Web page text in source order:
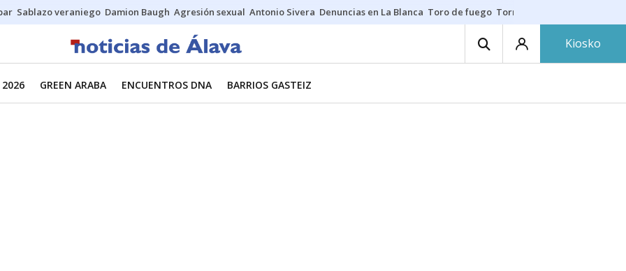
Sablazo veraniego Damion Baugh Agresión sexual Antonio Sivera Denuncias en La Blanca Toro de fuego Tornike Shengelia
Kiosko
2026 GREEN ARABA ENCUENTROS DNA BARRIOS GASTEIZ